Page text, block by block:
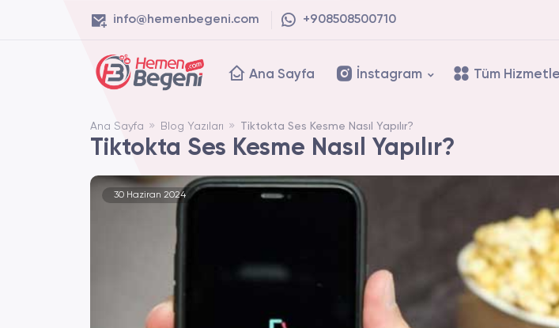
info@hemenbegeni.com +908508500710
Ana Sayfa İnstagram Tüm
Ana Sayfa Blog Yazıları Tiktokta Ses Kesme Nasıl Yapılır?
Tiktokta Ses Kesme Nasıl Yapılır?
30 Haziran 2024